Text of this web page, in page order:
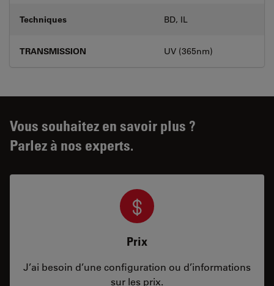
Techniques BD, IL
TRANSMISSION UV (365nm)
Vous souhaitez en savoir plus ?
Parlez à nos experts.
Prix
J’ai besoin d’une configuration ou d’informations
sur les prix.